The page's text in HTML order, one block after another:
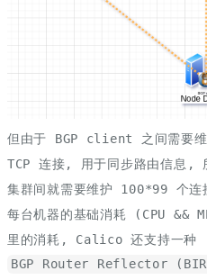
但由于 BGP client 之间需要维
TCP 连接, 用于同步路由信息,
集群间就需要维护 100*99 个
每台机器的基础消耗 (CPU &&
里的消耗, Calico 还支持一种
BGP Router Reflector